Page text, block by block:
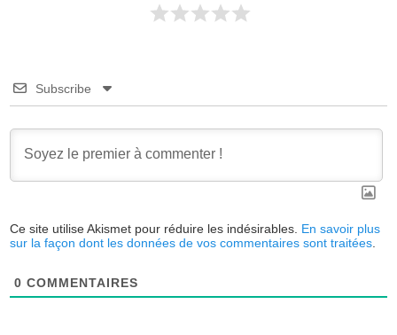
Subscribe
Ce site utilise Akismet pour réduire les indésirables. En savoir plus
sur la façon dont les données de vos commentaires sont traitées
0 COMMENTAIRES